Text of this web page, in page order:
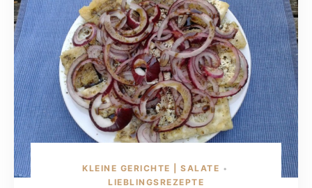
KLEINE GERICHTE | SALATE •
LIEBLINGSREZEPTE